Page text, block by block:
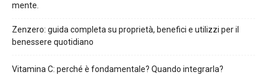
mente.
Zenzero: guida completa su proprietà, benefici e utilizzi per il
benessere quotidiano
Vitamina C: perché è fondamentale? Quando integrarla?